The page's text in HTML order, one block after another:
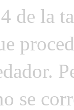
de la
se